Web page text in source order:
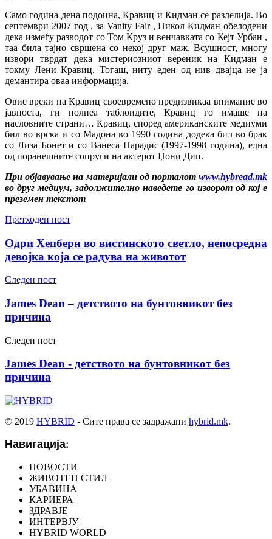
Само година дена подоцна, Кравиц и Кидман се разделија. Во
септември 2007 год , за Vanity Fair , Никол Кидман обелодени
дека измеѓу разводот со Том Круз и венчавката со Кејт Урбан ,
таа била тајно свршена со некој друг маж. Всушност, многу
извори тврдат дека мистериозниот вереник на Кидман е
токму Лени Кравиц. Тогаш, ниту еден од нив двајца не ја
демантира оваа информација.
Овие врски на Кравиц своевремено предизвикаа внимание во
јавноста, ги полнеа таблоидите, Кравиц го имаше на
насловните страни… Кравиц, според американските медиуми
бил во врска и со Мадона во 1990 година додека бил во брак
со Лиза Бонет и со Ванеса Парадис (1997-1998 година), една
од поранешните сопруги на актерот Џони Дип.
При објавување на материјали од порталот www.hybread.mk
во друг медиум, задолжително наведете го изворот од кој е
преземен текстот
Претходен пост
Одри Хепберн во вистинското светло, непосредна
девојка која се радува на животот
Следен пост
James Dean – детството на бунтовникот без
причина
Следен пост
James Dean - детството на бунтовникот без
причина
© 2019 HYBRID - Сите права се задражани hybrid.mk.
Навигација:
НОВОСТИ
ЖИВОТЕН СТИЛ
УБАВИНА
КАРИЕРА
ЗДРАВЈЕ
ИНТЕРВЈУ
HYBRID WORLD